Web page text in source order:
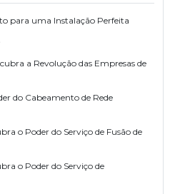
para uma Instalação Perfeita
a Revolução das Empresas de
do Cabeamento de Rede
o Poder do Serviço de Fusão de
o Poder do Serviço de